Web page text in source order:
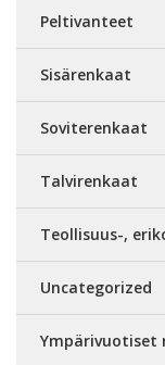
Peltivanteet
Sisärenkaat
Soviterenkaat
Talvirenkaat
Teollisuus-,
Uncategorized
Ympärivuotiset